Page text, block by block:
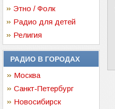
Этно / Фолк
Радио для детей
Религия
РАДИО В ГОРОДАХ
Москва
Санкт-Петербург
Новосибирск